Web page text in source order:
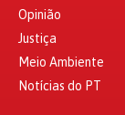
Opinião
Justiça
Meio Ambiente
Notícias do PT